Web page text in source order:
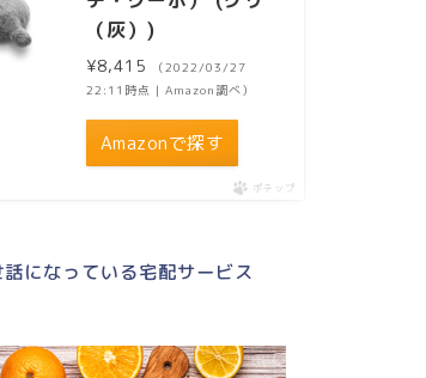
（灰）)
¥8,415
（2022/03/27
22:11時点 | Amazon調べ）
Amazonで探す
ポチップ
になっている宅配サービス